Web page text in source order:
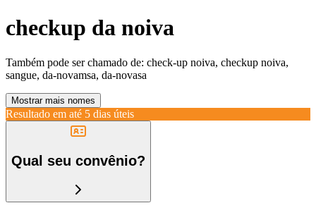
checkup da noiva
Também pode ser chamado de: check-up noiva, checkup noiva,
sangue, da-novamsa, da-novasa
Mostrar mais nomes
Resultado em até 5 dias úteis
Qual seu convênio?